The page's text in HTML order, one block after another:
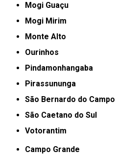
Mogi Guaçu
Mogi Mirim
Monte Alto
Ourinhos
Pindamonhangaba
Pirassununga
São Bernardo do Campo
São Caetano do Sul
Votorantim
Campo Grande